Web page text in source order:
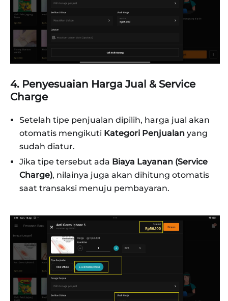
4. Penyesuaian Harga Jual & Service
Charge
Setelah tipe penjualan dipilih, harga jual akan
otomatis mengikuti Kategori Penjualan yang
sudah diatur.
Jika tipe tersebut ada Biaya Layanan (Service
Charge), nilainya juga akan dihitung otomatis
saat transaksi menuju pembayaran.